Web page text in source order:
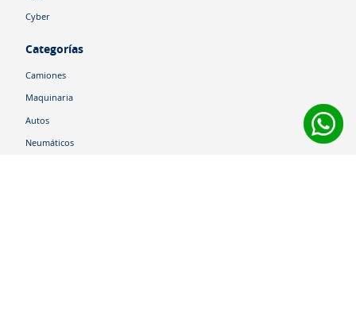
Cyber
Categorías
Camiones
Maquinaria
Autos
Neumáticos